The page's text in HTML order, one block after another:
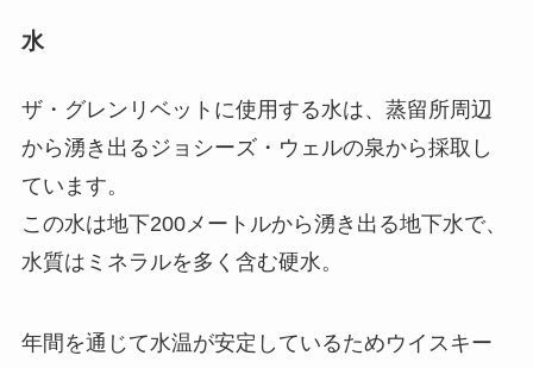
水
ザ・グレンリベットに使用する水は、蒸留所周辺
から湧き出るジョシーズ・ウェルの泉から採取し
ています。
この水は地下200メートルから湧き出る地下水で、
水質はミネラルを多く含む硬水。
年間を通じて水温が安定しているためウイスキー